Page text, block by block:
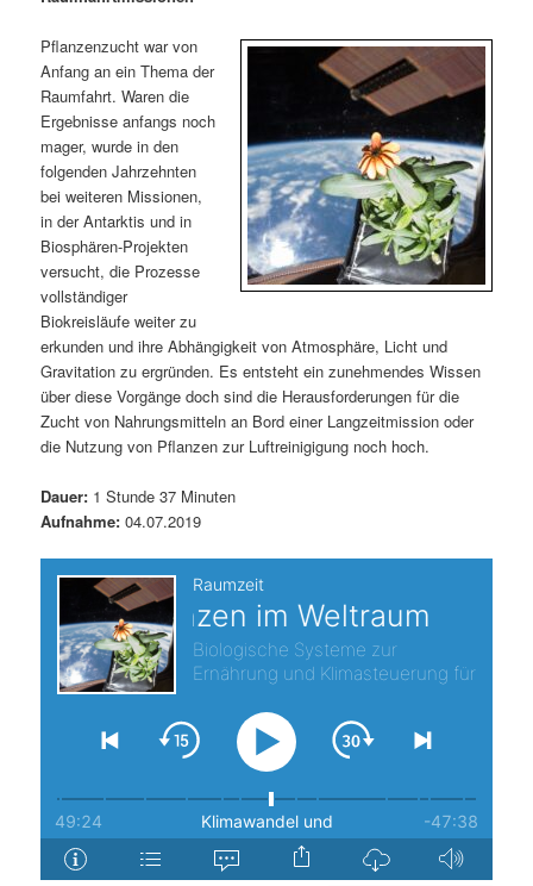
ä
r
e
n
I
n
h
a
t
s
r
g
e
n
d
ä
r
e
n
I
n
a
l
s
i
n
n
v
i
g
a
t
i
o
n
Pflanzenzucht war von
Anfang an ein Thema der
Raumfahrt. Waren die
Ergebnisse anfangs noch
mager, wurde in den
folgenden Jahrzehnten
bei weiteren Missionen,
in der Antarktis und in
Biosphären-Projekten
versucht, die Prozesse
vollständiger
Biokreisläufe weiter zu
erkunden und ihre Abhängigkeit von Atmosphäre, Licht und
Gravitation zu ergründen. Es entsteht ein zunehmendes Wissen
über diese Vorgänge doch sind die Herausforderungen für die
Zucht von Nahrungsmitteln an Bord einer Langzeitmission oder
die Nutzung von Pflanzen zur Luftreinigigung noch hoch.
Dauer: 1 Stunde 37 Minuten
Aufnahme: 04.07.2019